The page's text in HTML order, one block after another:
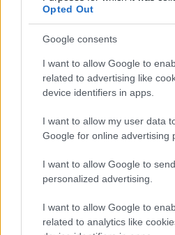
Opted Out
Google consents
I want to allow Google to
related to advertising like
device identifiers in apps.
I want to allow my user data
Google for online advertising
I want to allow Google to
personalized advertising.
I want to allow Google to
related to analytics like
Címkék:buszfesztivál közlekedés
Ajánlott bejegyzések:
Búcsúznak az